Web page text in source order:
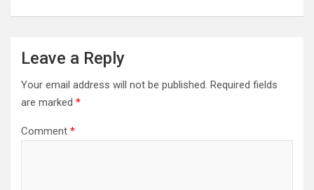
Leave a Reply
Your email address will not be published. Required fields
are marked *
Comment *